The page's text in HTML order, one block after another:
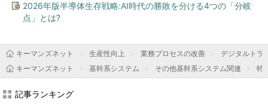
2026年版半導体生存戦略:AI時代の勝敗を分ける4つの「分岐
点」とは?
キーマンズネット 生産性向上 業務プロセスの改善
デジタルトラ
キーマンズネット
基幹系システム その他基幹系システム関連 特
記事ランキング